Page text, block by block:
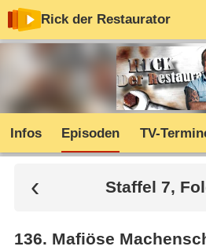
Rick der Restaurator
Infos Episoden TV-
Staffel 7,
136. Mafiöse